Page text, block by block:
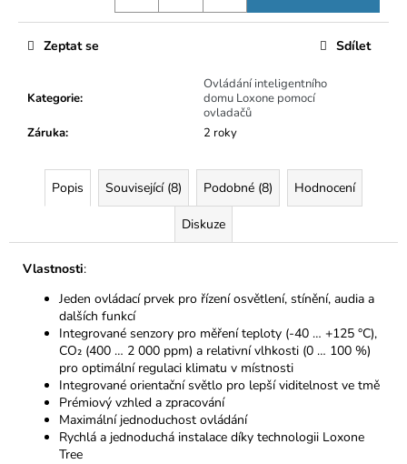
Kategorie:
Ovládání inteligentního
domu Loxone pomocí
ovladačů
Záruka: 2 roky
Zeptat se Sdílet
Popis Související (8) Podobné (8) Hodnocení
Diskuze
Vlastnosti:
Jeden ovládací prvek pro řízení osvětlení, stínění, audia a
dalších funkcí
Integrované senzory pro měření teploty (-40 … +125 °C),
CO₂ (400 … 2 000 ppm) a relativní vlhkosti (0 … 100 %)
pro optimální regulaci klimatu v místnosti
Integrované orientační světlo pro lepší viditelnost ve tmě
Prémiový vzhled a zpracování
Maximální jednoduchost ovládání
Rychlá a jednoduchá instalace díky technologii Loxone
Tree